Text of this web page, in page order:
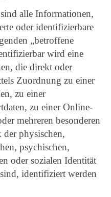
alle Informationen,
oder identifizierbare
„betroffene
wird eine
die direkt oder
Zuordnung zu einer
zu einer
zu einer Online-
mehreren besonderen
physischen,
psychischen,
oder sozialen Identität
identifiziert werden